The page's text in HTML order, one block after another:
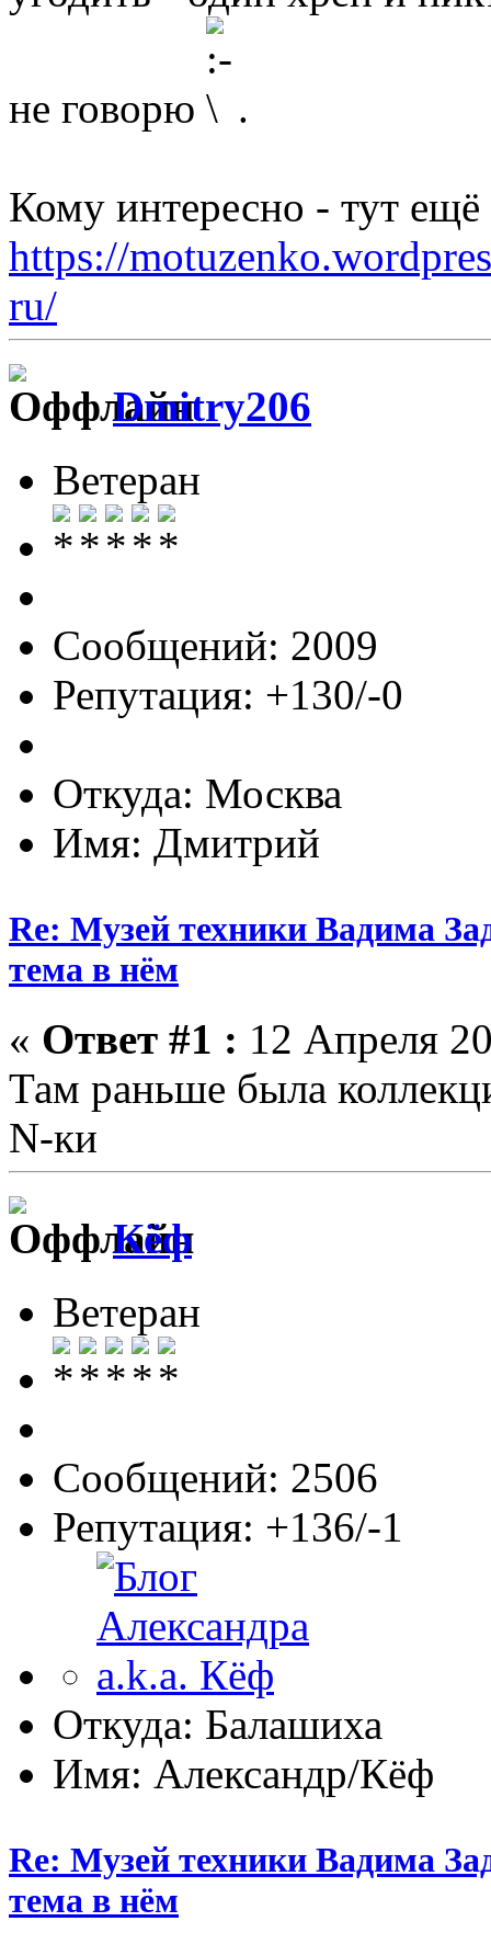
не говорю .
Кому интересно - тут
https://
ru/
Dmitry206
Ветеран
Сообщений: 2009
Репутация: +130/-0
Откуда: Москва
Имя: Дмитрий
Re: Музей техники Вадима
тема в нём
« Ответ #1 : 12 Апреля
Там раньше была
N-ки
Кёф
Ветеран
Сообщений: 2506
Репутация: +136/-1
Откуда: Балашиха
Имя: Александр/Кёф
Re: Музей техники Вадима
тема в нём